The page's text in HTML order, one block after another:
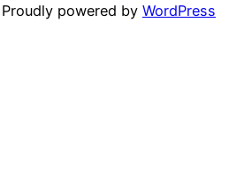
Proudly powered by WordPress